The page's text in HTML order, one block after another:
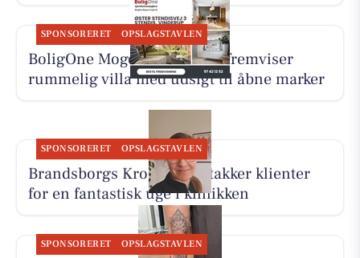
SPONSORERET OPSLAGSTAVLEN
BoligOne Mogens Kragh I/S fremviser
rummelig villa med udsigt til åbne marker
SPONSORERET OPSLAGSTAVLEN
Brandsborgs Kropsterapi takker klienter
for en fantastisk uge i klinikken
SPONSORERET OPSLAGSTAVLEN